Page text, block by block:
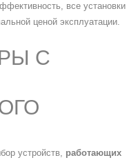
все установки
ценой эксплуатации.
С
устройств, работающих